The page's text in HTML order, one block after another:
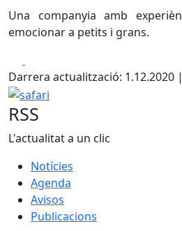
Una companyia amb
emocionar a petits i grans.
Darrera actualització: 1.12.2020
safari
RSS
L'actualitat a un clic
Notícies
Agenda
Avisos
Publicacions